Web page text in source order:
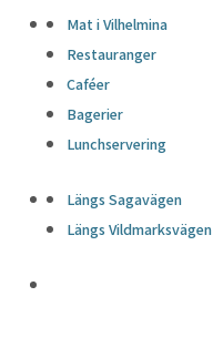
Mat i Vilhelmina
Restauranger
Caféer
Bagerier
Lunchservering
Längs Sagavägen
Längs Vildmarksvägen